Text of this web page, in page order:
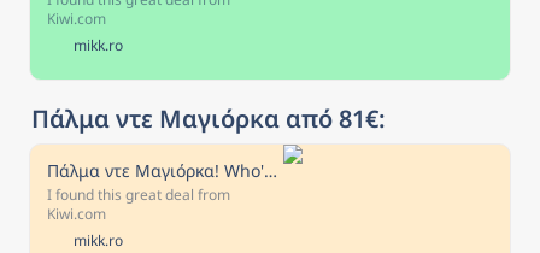
Kiwi.com
mikk.ro
Πάλμα ντε Μαγιόρκα από 81€:
Πάλμα ντε Μαγιόρκα! Who's coming with me?
I found this great deal from
Kiwi.com
mikk.ro